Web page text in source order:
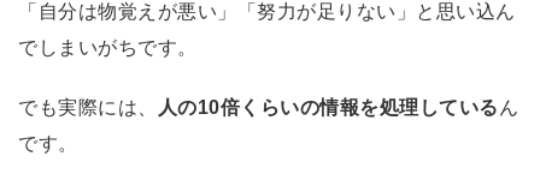
「自分は物覚えが悪い」「努力が足りない」と思い込ん
でしまいがちです。
でも実際には、 人の10倍くらいの情報を処理しているん
です。